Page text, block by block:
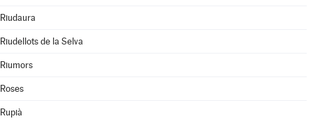
Riudaura
Riudellots de la Selva
Riumors
Roses
Rupià